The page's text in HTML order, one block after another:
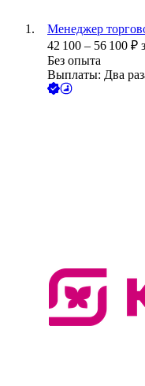
Менеджер
42 100 – 56 100 ₽
Без опыта
Выплаты: Два